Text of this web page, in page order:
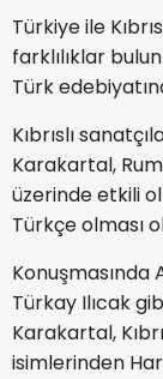
Türkiye ile
farklılıklar
Türk
Kıbrıslı
Karakartal,
üzerinde etkili
Türkçe olması
Konuşmasında
Türkay Ilıcak
Karakartal,
isimlerinden